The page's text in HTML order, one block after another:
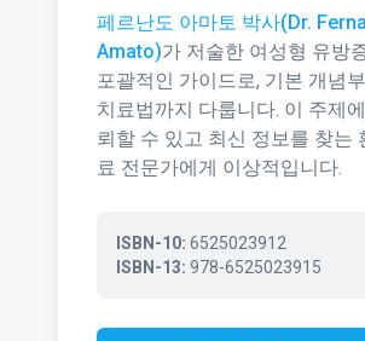
페르난도 아마토 박사(Dr.
Amato)가 저술한 여성형 유방
포괄적인 가이드로, 기본 개념
치료법까지 다룹니다. 이 주제
뢰할 수 있고 최신 정보를 찾는
료 전문가에게 이상적입니다.
ISBN-10: 6525023912
ISBN-13: 978-6525023915